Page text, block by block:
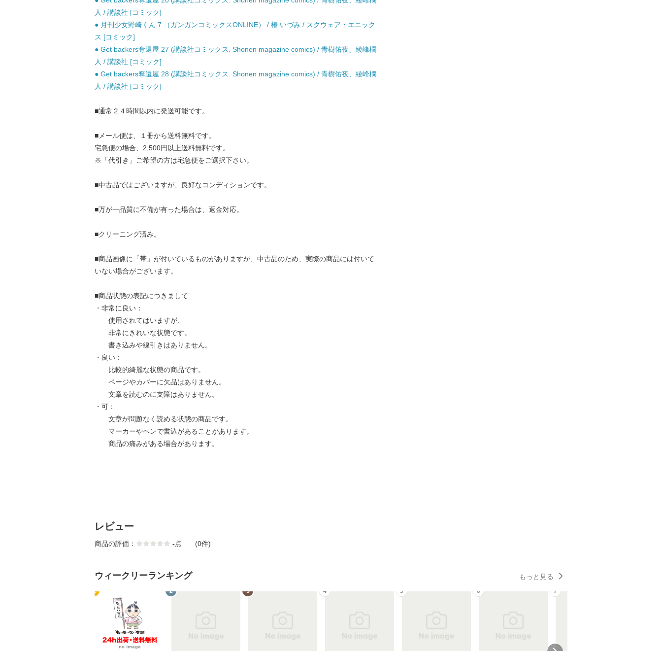
人 / 講談社 [コミック]
● 月刊少女野崎くん 7 （ガンガンコミックスONLINE） / 椿 いづみ / スクウェア・エニック
ス [コミック]
● Get backers奪還屋 27 (講談社コミックス. Shonen magazine comics) / 青樹佑夜、綾峰欄
人 / 講談社 [コミック]
● Get backers奪還屋 28 (講談社コミックス. Shonen magazine comics) / 青樹佑夜、綾峰欄
人 / 講談社 [コミック]
■通常２４時間以内に発送可能です。
■メール便は、１冊から送料無料です。
宅急便の場合、2,500円以上送料無料です。
※「代引き」ご希望の方は宅急便をご選択下さい。
■中古品ではございますが、良好なコンディションです。
■万が一品質に不備が有った場合は、返金対応。
■クリーニング済み。
■商品画像に「帯」が付いているものがありますが、中古品のため、実際の商品には付いて
いない場合がございます。
■商品状態の表記につきまして
・非常に良い：
使用されてはいますが、
非常にきれいな状態です。
書き込みや線引きはありません。
・良い：
比較的綺麗な状態の商品です。
ページやカバーに欠品はありません。
文章を読むのに支障はありません。
・可：
文章が問題なく読める状態の商品です。
マーカーやペンで書込があることがあります。
商品の痛みがある場合があります。
レビュー
商品の評価： -点 (0件)
ウィークリーランキング もっと見る
1 2 3 4 5 6 7